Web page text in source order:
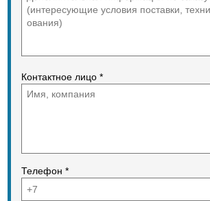
Контактное лицо *
Телефон *